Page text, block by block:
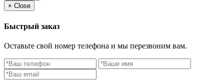
× Close
Быстрый заказ
Оставьте свой номер телефона и мы перезвоним вам.